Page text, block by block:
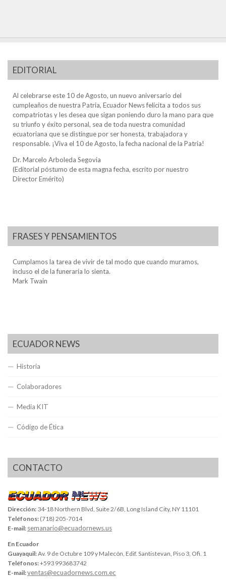
EDITORIAL
Al celebrarse este 10 de Agosto, un nuevo aniversario del
cumpleaños de nuestra Patria, Ecuador News felicita a todos sus
compatriotas y les desea que sigan poniendo duro la mano para que
su triunfo y éxito personal, sea de toda nuestra comunidad
ecuatoriana que se distingue por ser honesta, trabajadora y
responsable. ¡Viva el 10 de Agosto, la fecha nacional de la Patria!
Dr. Marcelo Arboleda Segovia
(Editorial póstumo de esta magna fecha, escrito por nuestro
Director Emérito)
FRASES Y PENSAMIENTOS
Cumplamos la tarea de vivir de tal modo que cuando muramos,
incluso el de la funeraria lo sienta.
Mark Twain
ECUADOR NEWS
Historia
Colaboradores
Media KIT
Código de Ética
CONTACTO
Dirección: 34-18 Northern Blvd, Suite 2/6B, Long Island City, NY 11101
Teléfonos: (718) 205-7014
E-mail: semanario@ecuadornews.us
En Ecuador
Guayaquil:Av. 9 de Octubre 109 y Malecón, Edif. Santistevan, Piso 3, Ofi. 1
Teléfonos:+593 993683742
E-mail:ventas@ecuadornews.com.ec